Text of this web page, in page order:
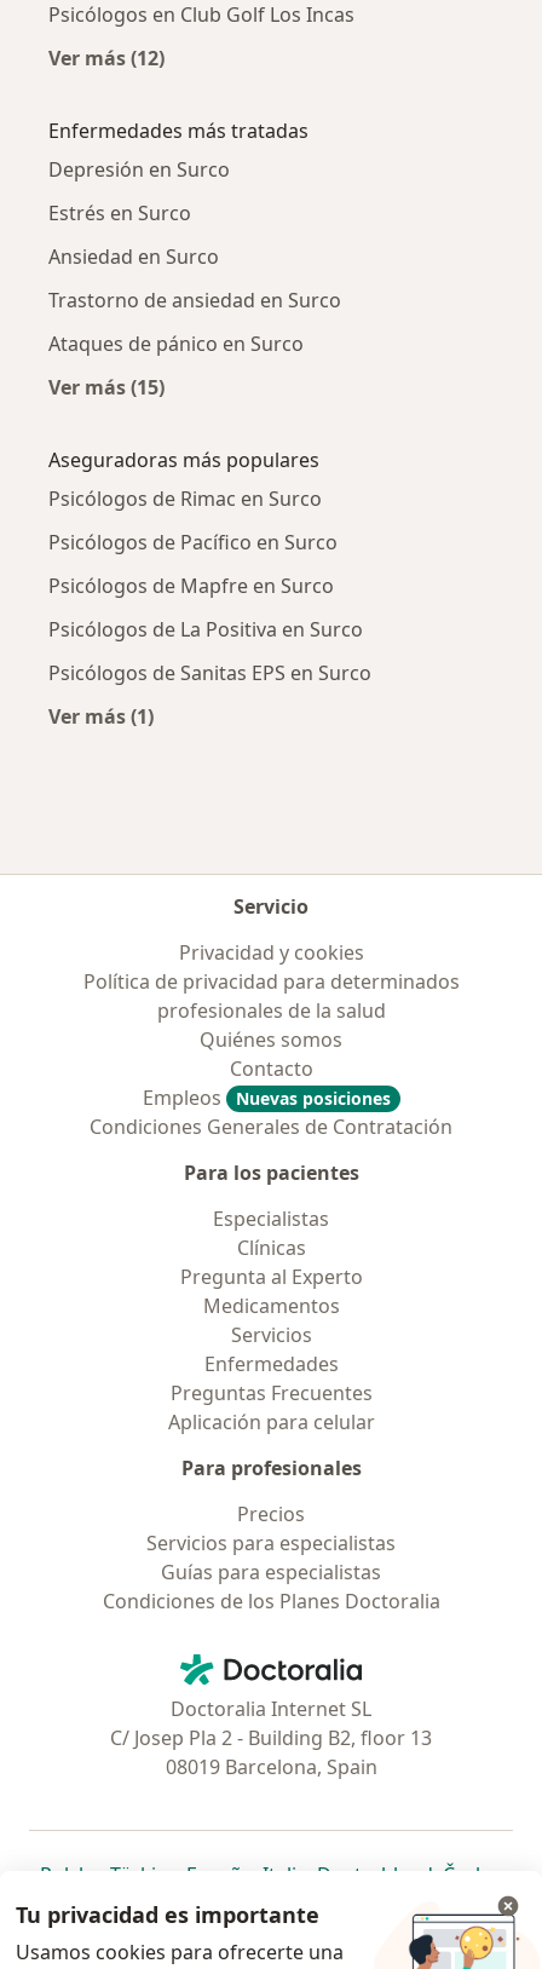
Psicólogos en Club Golf Los Incas
Ver más (12)
Enfermedades más tratadas
Depresión en Surco
Estrés en Surco
Ansiedad en Surco
Trastorno de ansiedad en Surco
Ataques de pánico en Surco
Ver más (15)
Aseguradoras más populares
Psicólogos de Rimac en Surco
Psicólogos de Pacífico en Surco
Psicólogos de Mapfre en Surco
Psicólogos de La Positiva en Surco
Psicólogos de Sanitas EPS en Surco
Ver más (1)
Servicio
Privacidad y cookies
Política de privacidad para determinados
profesionales de la salud
Quiénes somos
Contacto
Empleos
Nuevas posiciones
Condiciones Generales de Contratación
Para los pacientes
Especialistas
Clínicas
Pregunta al Experto
Medicamentos
Servicios
Enfermedades
Preguntas Frecuentes
Aplicación para celular
Para profesionales
Precios
Servicios para especialistas
Guías para especialistas
Condiciones de los Planes Doctoralia
Doctoralia - Página de inicio
Doctoralia Internet SL
C/ Josep Pla 2 - Building B2, floor 13
08019 Barcelona, Spain
Polska se abre en una nueva pestaña
Türkiye se abre en una nueva pestaña
España se abre en una nueva pestaña
Italia se abre en una nueva
Deutschlandse abre en
Česko
Portugal
se abre en una nueva pestaña
México se abre en una nueva pestaña
Chile se abre en una nueva pestaña
Brasil se abre en una nueva
se abre en
se
se abre en una nueva
Tu privacidad es importante
Usamos cookies para ofrecerte una